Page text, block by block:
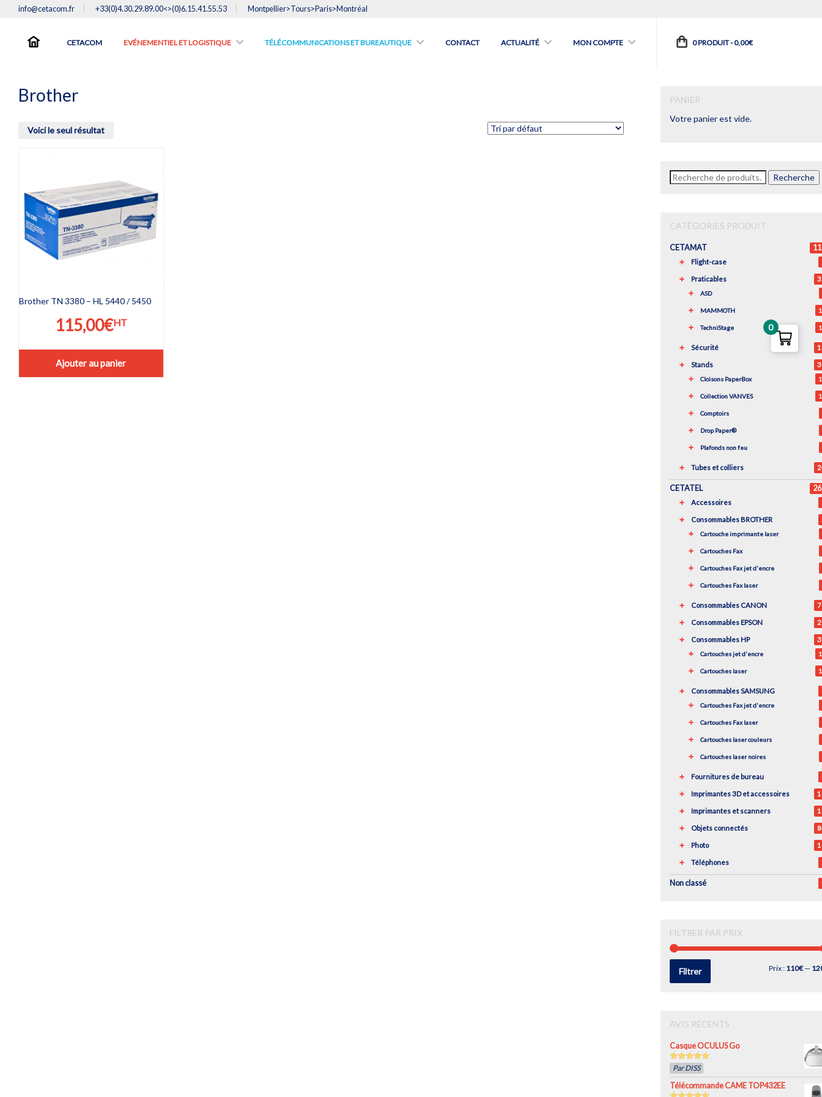
info@cetacom.fr +33(0)4.30.29.89.00<>(0)6.15.41.55.53 Montpellier>Tours>Paris>Montréal
CETACOM EVÉNEMENTIEL ET LOGISTIQUE TÉLÉCOMMUNICATIONS ET BUREAUTIQUE CONTACT ACTUALITÉ MON COMPTE 0 PRODUIT -0,00€
Brother
Voici le seul résultat
Brother TN 3380 – HL 5440 / 5450
115,00€HT
Ajouter au panier
PANIER
Votre panier est vide.
Recherche
pour :
Recherche
CATÉGORIES PRODUIT
CETAMAT
Flight-case
Praticables
ASD
MAMMOTH
TechniStage
Sécurité
Stands
Cloisons PaperBox
Collection VANVES
Comptoirs
Drop Paper®
Plafonds non feu
Tubes et colliers
CETATEL
Accessoires
Consommables BROTHER
Cartouche imprimante laser
Cartouches Fax
Cartouches Fax jet d'encre
Cartouches Fax laser
Consommables CANON
Consommables EPSON
Consommables HP
Cartouches jet d'encre
Cartouches laser
Consommables SAMSUNG
Cartouches Fax jet d'encre
Cartouches Fax laser
Cartouches laser couleurs
Cartouches laser noires
Fournitures de bureau
Imprimantes 3D et accessoires
Imprimantes et scanners
Objets connectés
Photo
Téléphones
Non classé
FILTRER PAR PRIX
Filtrer Prix : 110€—
AVIS RÉCENTS
Casque OCULUS Go
out of 5
Par DISS
Télécommande CAME TOP432EE
0